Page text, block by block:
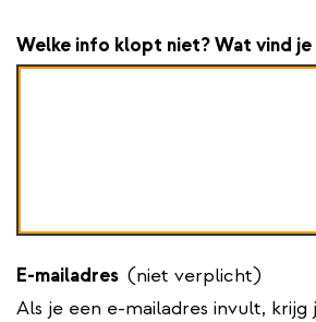
Welke info klopt niet? Wat vind
E-mailadres (niet verplicht)
Als je een e-mailadres invult, krijg